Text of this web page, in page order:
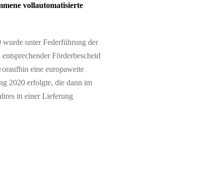
vollautomatisierte
wurde unter Federführung der
Förderbescheid
eine europaweite
2020 erfolgte, die dann im
in einer Lieferung